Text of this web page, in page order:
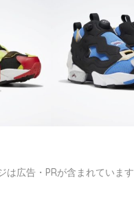
は広告・PRが含まれています